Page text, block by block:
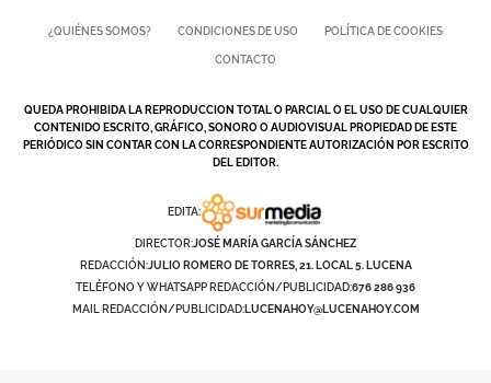
¿QUIÉNES SOMOS? CONDICIONES DE USO POLÍTICA DE COOKIES
CONTACTO
QUEDA PROHIBIDA LA REPRODUCCION TOTAL O PARCIAL O EL USO DE CUALQUIER
CONTENIDO ESCRITO, GRÁFICO, SONORO O AUDIOVISUAL PROPIEDAD DE ESTE
PERIÓDICO SIN CONTAR CON LA CORRESPONDIENTE AUTORIZACIÓN POR ESCRITO
DEL EDITOR.
EDITA:
DIRECTOR:JOSÉ MARÍA GARCÍA SÁNCHEZ
REDACCIÓN:JULIO ROMERO DE TORRES, 21. LOCAL 5. LUCENA
TELÉFONO Y WHATSAPP REDACCIÓN/PUBLICIDAD:676 286 936
MAIL REDACCIÓN/PUBLICIDAD:LUCENAHOY@LUCENAHOY.COM